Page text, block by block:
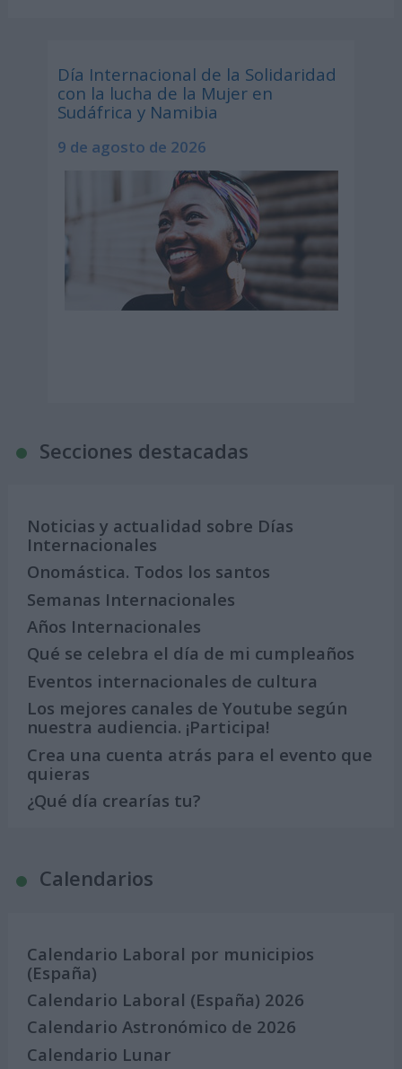
Día Internacional de la Solidaridad
con la lucha de la Mujer en
Sudáfrica y Namibia
9 de agosto de 2026
Secciones destacadas
Noticias y actualidad sobre Días
Internacionales
Onomástica. Todos los santos
Semanas Internacionales
Años Internacionales
Qué se celebra el día de mi cumpleaños
Eventos internacionales de cultura
Los mejores canales de Youtube según
nuestra audiencia. ¡Participa!
Crea una cuenta atrás para el evento que
quieras
¿Qué día crearías tu?
Calendarios
Calendario Laboral por municipios
(España)
Calendario Laboral (España) 2026
Calendario Astronómico de 2026
Calendario Lunar